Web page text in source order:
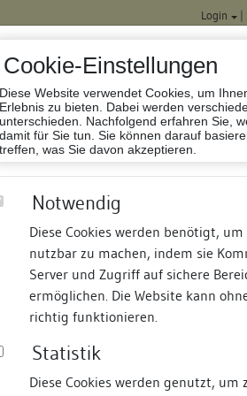
Cookie-Einstellungen
Diese Website verwendet Cookies, um
Erlebnis zu bieten. Dabei werden
unterschieden. Nachfolgend erfahren Sie,
damit für Sie tun. Sie können darauf
treffen, was Sie davon akzeptieren.
Notwendig
Diese Cookies werden benötigt,
nutzbar zu machen, indem sie
Server und Zugriff auf sichere
ermöglichen. Die Website kann
richtig funktionieren.
Statistik
Diese Cookies werden genutzt, um
Login |
Termine Suche Freie